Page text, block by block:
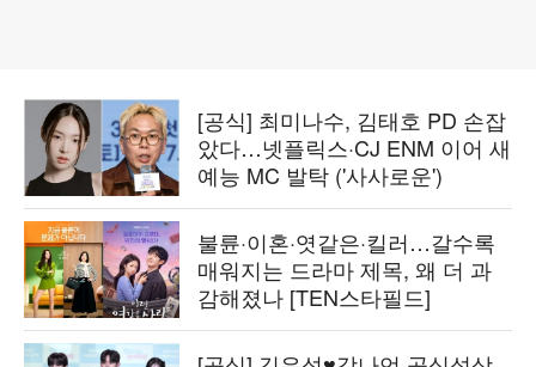
[공식] 최미나수, 김태호 PD 손잡
았다…넷플릭스·CJ ENM 이어 새
예능 MC 발탁 ('사사로운')
불륜·이혼·엿같은·킬러…갈수록
매워지는 드라마 제목, 왜 더 과
감해졌나 [TEN스타필드]